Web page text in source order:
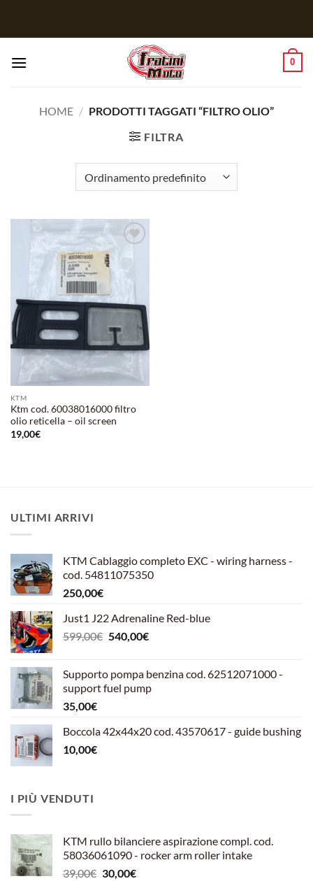
0
HOME / PRODOTTI TAGGATI “FILTRO OLIO”
FILTRA
KTM
Ktm cod. 60038016000 filtro
olio reticella – oil screen
19,00€
ULTIMI ARRIVI
KTM Cablaggio completo EXC - wiring harness -
cod. 54811075350
250,00€
Just1 J22 Adrenaline Red-blue
599,00€ Il
era:
599,00€.
540,00€Il
è:
540,00€.
Supporto pompa benzina cod. 62512071000 -
support fuel pump
35,00€
Boccola 42x44x20 cod. 43570617 - guide bushing
10,00€
I PIÙ VENDUTI
KTM rullo bilanciere aspirazione compl. cod.
58036061090 - rocker arm roller intake
39,00€ Il
30,00€Il